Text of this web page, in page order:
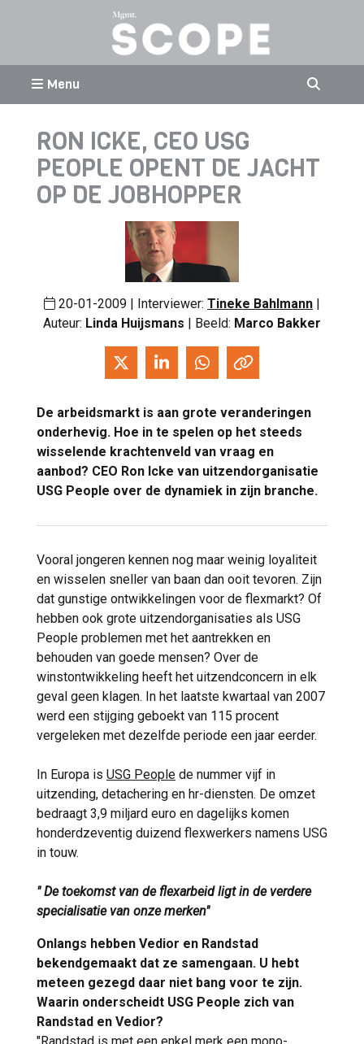
Menu
RON ICKE, CEO USG
PEOPLE OPENT DE JACHT
OP DE JOBHOPPER
20-01-2009 | Interviewer: Tineke Bahlmann |
Auteur: Linda Huijsmans | Beeld: Marco Bakker
De arbeidsmarkt is aan grote veranderingen
onderhevig. Hoe in te spelen op het steeds
wisselende krachtenveld van vraag en
aanbod? CEO Ron Icke van uitzendorganisatie
USG People over de dynamiek in zijn branche.
Vooral jongeren kennen nog maar weinig loyaliteit
en wisselen sneller van baan dan ooit tevoren. Zijn
dat gunstige ontwikkelingen voor de flexmarkt? Of
hebben ook grote uitzendorganisaties als USG
People problemen met het aantrekken en
behouden van goede mensen? Over de
winstontwikkeling heeft het uitzendconcern in elk
geval geen klagen. In het laatste kwartaal van 2007
werd een stijging geboekt van 115 procent
vergeleken met dezelfde periode een jaar eerder.
In Europa is USG People de nummer vijf in
uitzending, detachering en hr-diensten. De omzet
bedraagt 3,9 miljard euro en dagelijks komen
honderdzeventig duizend flexwerkers namens USG
in touw.
" De toekomst van de flexarbeid ligt in de verdere
specialisatie van onze merken"
Onlangs hebben Vedior en Randstad
bekendgemaakt dat ze samengaan. U hebt
meteen gezegd daar niet bang voor te zijn.
Waarin onderscheidt USG People zich van
Randstad en Vedior?